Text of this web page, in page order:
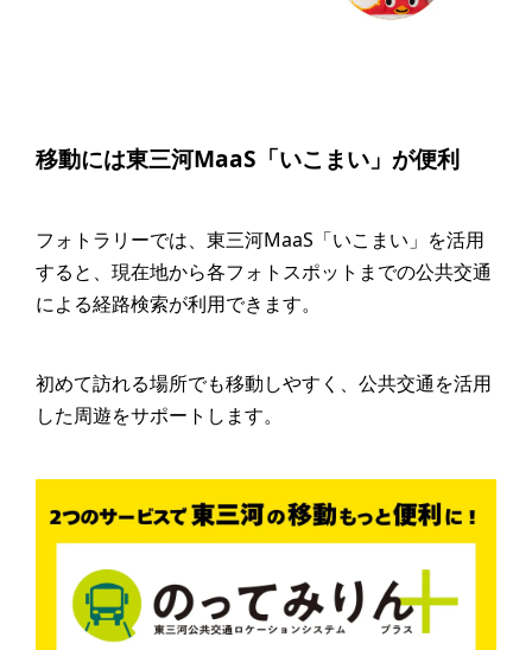
移動には東三河MaaS「いこまい」が便利
フォトラリーでは、東三河MaaS「いこまい」を活用
すると、現在地から各フォトスポットまでの公共交通
による経路検索が利用できます。
初めて訪れる場所でも移動しやすく、公共交通を活用
した周遊をサポートします。